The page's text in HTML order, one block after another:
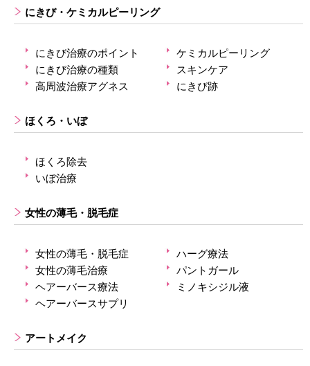
にきび・ケミカルピーリング
にきび治療のポイント
にきび治療の種類
高周波治療アグネス
ケミカルピーリング
スキンケア
にきび跡
ほくろ・いぼ
ほくろ除去
いぼ治療
女性の薄毛・脱毛症
女性の薄毛・脱毛症
女性の薄毛治療
ヘアーバース療法
ヘアーバースサプリ
ハーグ療法
パントガール
ミノキシジル液
アートメイク